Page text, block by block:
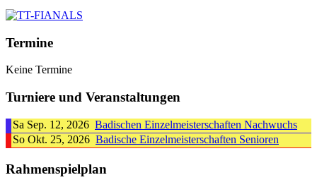
Termine
Keine Termine
Turniere und Veranstaltungen
Sa Sep. 12, 2026 Badischen Einzelmeisterschaften Nachwuchs
So Okt. 25, 2026 Badische Einzelmeisterschaften Senioren
Rahmenspielplan